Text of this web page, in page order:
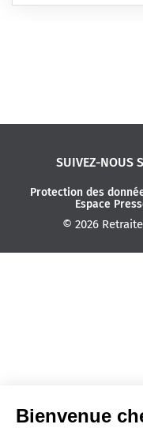
SUIVEZ-NOUS
Protection des
Espace
© 2026